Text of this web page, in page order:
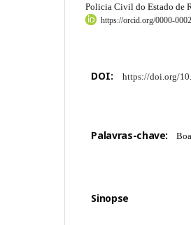
Policia Civil do Estado de
https://orcid.org/0000-
DOI: https://doi.org/
Palavras-chave:
Sinopse